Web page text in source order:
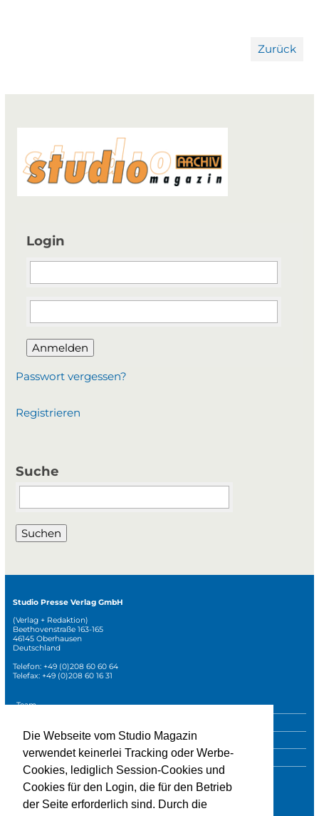
Die Webseite vom Studio Magazin
verwendet keinerlei Tracking oder Werbe-
Cookies, lediglich Session-Cookies und
Cookies für den Login, die für den Betrieb
der Seite erforderlich sind. Durch die
Zurück
Login
Anmelden
Passwort vergessen?
Registrieren
Suche
Suchbegriffe
Suchen
Studio Presse Verlag GmbH
(Verlag + Redaktion)
Beethovenstraße 163-165
46145 Oberhausen
Deutschland
Telefon: +49 (0)208 60 60 64
Telefax: +49 (0)208 60 16 31
Navigation
Team
Sonderpublikationen
Impressum
Datenschutz